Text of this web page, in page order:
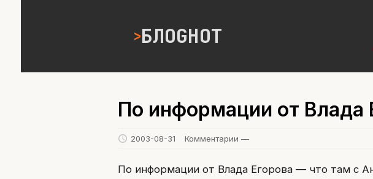
БЛОGНОТ
По информации от Влада
2003-08-31 Комментарии —
По информации от Влада Егорова — что там с